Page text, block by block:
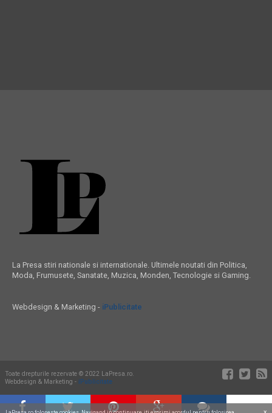
La Presa stiri nationale si internationale. Ultimele noutati din Politica,
Moda, Frumusete, Sanatate, Muzica, Monden, Tecnologie si Gaming.
Webdesign & Marketing - iPublicitate
Toate drepturile rezervate © 2022 LaPresa.ro.
Webdesign & Marketing - iPublicitate